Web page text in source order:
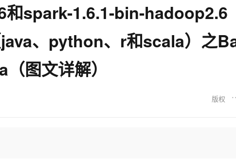
spark-1.6.1-bin-hadoop2.6
、python、r和scala）之
图文详解）
版权
Kimi-K3 NEW
图片和视频生
全托管，含MySQL、PostgreSQL、SQL Server、MariaDB多引擎
提供智能易用的域名与建站服务
多元化、高性能、安全可靠的大模型服务
实现全站HTTPS，呈现可信的WEB访问
对象存储 OSS
用成果
域专家
可视化编排打通从文字构思到成片全链路闭环
上传文档即自动完成翻译和格式还原
自主进化，持久记忆，越用越聪明
即刻拥有 DeepSeek-
轻松解锁专属
云产品抢先购
返9万
享300元代金券
至高享 1亿+免费 tokens，加速 Al 应用落地
至高百万元 Token 补贴，加速一人公司成长
Qwen3.8-Max 首发尝鲜，限时加量 10 倍，夜间低至2折
AI 电商营销
从图文生成到视频创
0 代码专业建站，无忧
价格优势
推动算力普惠，释放技术红利
手机三要素
短信
OCR 文字识别
宝塔 Linux
CentOS
Docker
产品生态伙伴
弹性计算合作计划
数据库合作计划
Salesforce On
专家技术服务
服务实践
全部认证
训练营
云上奥运之旅
云上的中国
看见新力量
阿里云中企出海大会
活动全景
魔搭 ModelScope